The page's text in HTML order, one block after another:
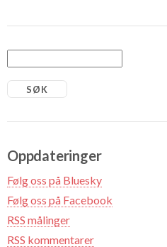
Oppdateringer
Følg oss på Bluesky
Følg oss på Facebook
RSS målinger
RSS kommentarer